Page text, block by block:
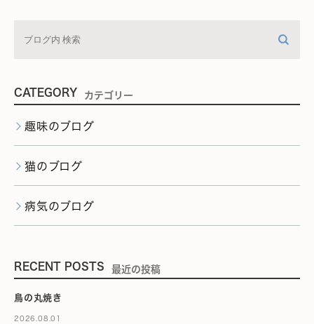
CATEGORY カテゴリー
趣味のブログ
猫のブログ
病気のブログ
RECENT POSTS 最近の投稿
鳥の丸焼き
2026.08.01